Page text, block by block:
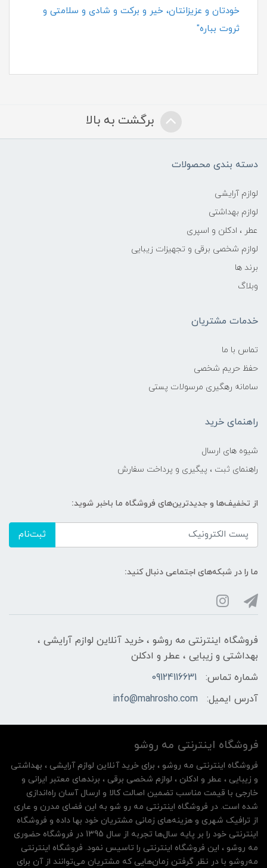
خودتان و عزیزانتان، خیر و برکت و شادی و سلامتی و
ثروت بباره"
برگشت به بالا
دسته بندی محصولات
لوازم آرایشی
لوازم بهداشتی
عطر ، ادکلن و اسپری
لوازم شخصی برقی و تجهیزات زیبایی
برند ها
وبلاگ
خدمات مشتریان
تماس با ما
حفظ حریم شخصی
سامانه رهگیری مرسولات پستی
راهنمای خرید
شیوه های ارسال
راهنمای ثبت ، پیگیری و پرداخت سفارش
از تخفیف‌ها و جدیدترین‌های فروشگاه ما باخبر شوید:
ثبت‌نام
ما را در شبکه‌های اجتماعی دنبال کنید:
فروشگاه اینترنتی مه‌ رو‌شو ، خرید آنلاین لوازم آرایشی ،
بهداشتی و زیبایی ، عطر و ادکلن
شماره تماس:
09124116631
آدرس ایمیل:
info@mahrosho.com
فروشگاه اینترنتی مه‌ رو‌شو
فروشگاه اینترنتی مه‌ رو‌شو ، برای خرید آنلاین لوازم آرایشی ، بهداشتی
و زیبایی ، عطر و ادکلن ، لوازم شخصی برقی ، برندهای معتبر ایرانی و
خارجی با قیمت مناسب تضمین اصالت کالا و ارسال آسان راه‌اندازی
شده است. در فروشگاه اینترنتی مه رو شو به این فضای مدرن و عاری
از ترافیک شهری و هزینه‌های زمانی مشتریان خود بها داده و فروشگاه
اینترنتی خود را بر پایه سال‌ها تجربه از سال 1395 در فروشگاه حضوری
مه روشو ، این فروشگاه اینترنتی را تاسیس نمود. فروشگاه اینترنتی
مه‌رو‌شو با در نظر گرفتن زمان‌هایی که مشتریان می‌توانند از آن‌ برای